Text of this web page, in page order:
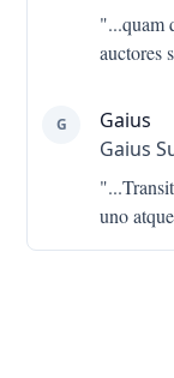
"...quam
auctores
G
Gaius
Gaius
"...
uno